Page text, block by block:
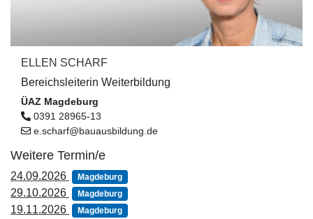
ELLEN SCHARF
Bereichsleiterin Weiterbildung
ÜAZ Magdeburg
0391 28965-13
e.scharf@bauausbildung.de
Weitere Termin/e
24.09.2026 Magdeburg
29.10.2026 Magdeburg
19.11.2026 Magdeburg